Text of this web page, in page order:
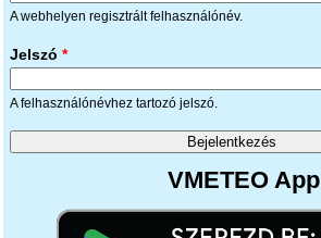
A webhelyen regisztrált felhasználónév.
Jelszó *
A felhasználónévhez tartozó jelszó.
VMETEO App